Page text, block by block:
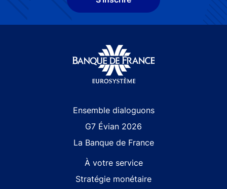
Ensemble dialoguons
G7 Évian 2026
La Banque de France
À votre service
Stratégie monétaire